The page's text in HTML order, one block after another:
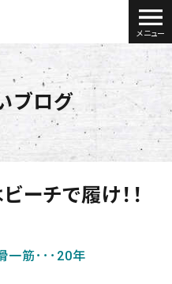
メニュー
ブログ
ーチで履け！！
一筋･･･20年